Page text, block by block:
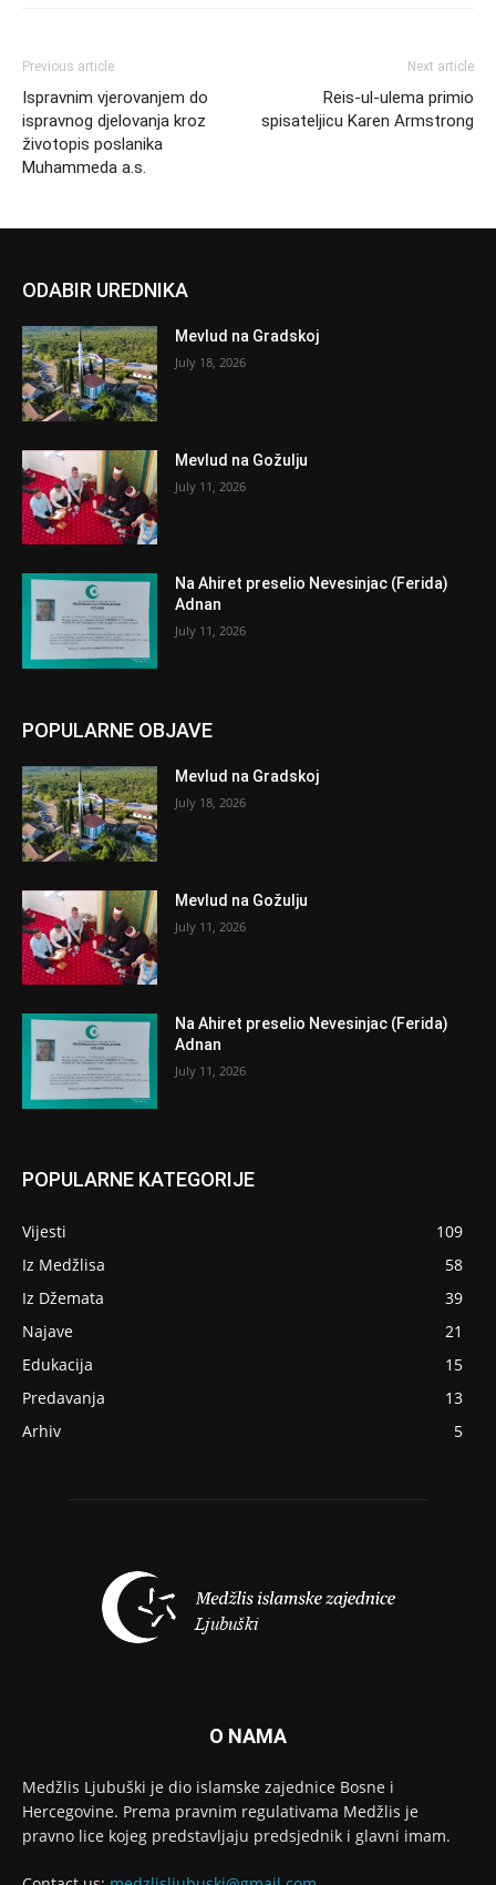
Previous article
Ispravnim vjerovanjem do
ispravnog djelovanja kroz
životopis poslanika
Muhammeda a.s.
Next article
Reis-ul-ulema primio
spisateljicu Karen Armstrong
ODABIR UREDNIKA
Mevlud na Gradskoj
July 18, 2026
Mevlud na Gožulju
July 11, 2026
Na Ahiret preselio Nevesinjac (Ferida)
Adnan
July 11, 2026
POPULARNE OBJAVE
Mevlud na Gradskoj
July 18, 2026
Mevlud na Gožulju
July 11, 2026
Na Ahiret preselio Nevesinjac (Ferida)
Adnan
July 11, 2026
POPULARNE KATEGORIJE
Vijesti
109
Iz Medžlisa
58
Iz Džemata
39
Najave
21
Edukacija
15
Predavanja
13
Arhiv
5
O NAMA
Medžlis Ljubuški je dio islamske zajednice Bosne i
Hercegovine. Prema pravnim regulativama Medžlis je
pravno lice kojeg predstavljaju predsjednik i glavni imam.